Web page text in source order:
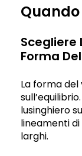
Scegliere
Forma
La forma
lusinghiero
lineamenti di
larghi.